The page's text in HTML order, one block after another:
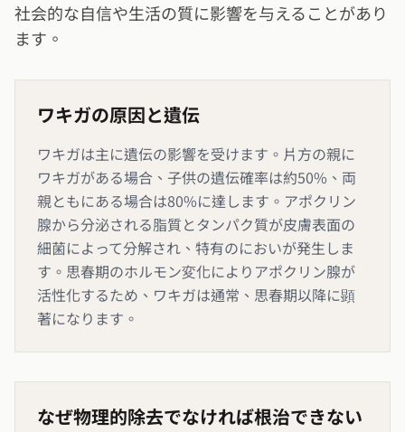
社会的な自信や生活の質に影響を与えることがあり
ます。
ワキガの原因と遺伝
ワキガは主に遺伝の影響を受けます。片方の親に
ワキガがある場合、子供の遺伝確率は約50%、両
親ともにある場合は80%に達します。アポクリン
腺から分泌される脂質とタンパク質が皮膚表面の
細菌によって分解され、特有のにおいが発生しま
す。思春期のホルモン変化によりアポクリン腺が
活性化するため、ワキガは通常、思春期以降に顕
著になります。
なぜ物理的除去でなければ根治できない